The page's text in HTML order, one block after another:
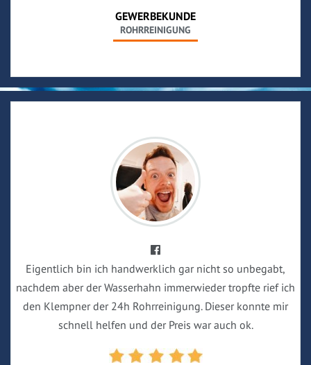
GEWERBEKUNDE
ROHRREINIGUNG
Eigentlich bin ich handwerklich gar nicht so unbegabt,
nachdem aber der Wasserhahn immerwieder tropfte rief ich
den Klempner der 24h Rohrreinigung. Dieser konnte mir
schnell helfen und der Preis war auch ok.